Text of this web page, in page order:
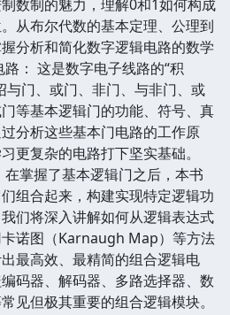
数制的魅力，理解0和1如何构成
从布尔代数的基本定理、公理到
分析和简化数字逻辑电路的数学
： 这是数字电子线路的“积
与门、或门、非门、与非门、或
等基本逻辑门的功能、符号、真
分析这些基本门电路的工作原
更复杂的电路打下坚实基础。
掌握了基本逻辑门之后，本书
组合起来，构建实现特定逻辑功
们将深入讲解如何从逻辑表达式
诺图（Karnaugh Map）等方法
最高效、最精简的组合逻辑电
码器、解码器、多路选择器、数
见但极其重要的组合逻辑模块。